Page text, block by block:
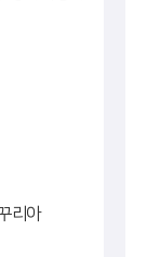
리아